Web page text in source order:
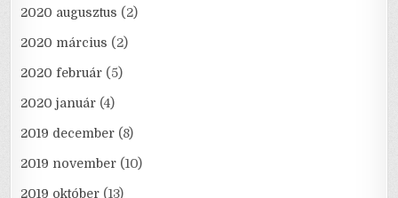
2020 augusztus (2)
2020 március (2)
2020 február (5)
2020 január (4)
2019 december (8)
2019 november (10)
2019 október (13)